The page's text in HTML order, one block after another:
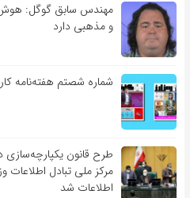
مهندس سابق گوگل: هوش
و مذهبی دارد
شماره شصتم هفته‌نامه
طرح قانون
مرکز ملی تبادل اطلاعات
اطلاعات شد